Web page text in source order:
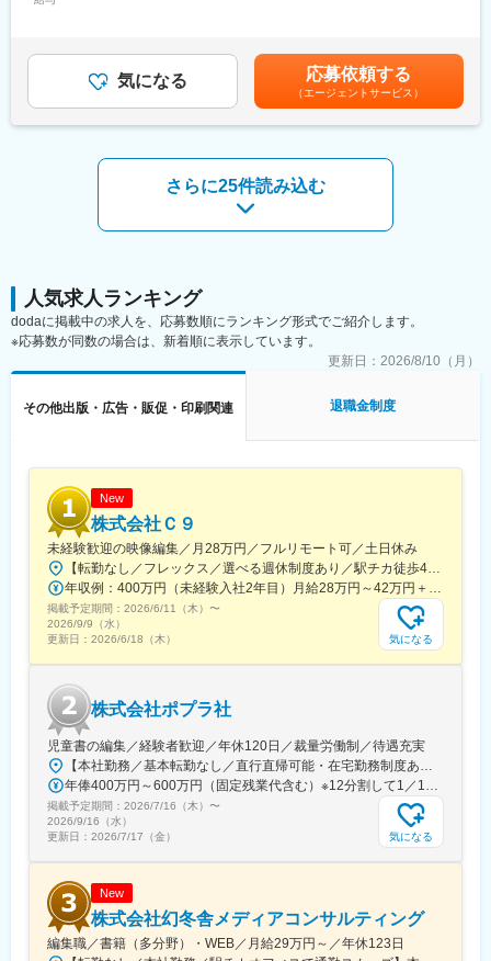
■働く魅力
☆デザインで終わらないキャリア
身につきます。
☆プライベートも大切にできる
業務が立て込む時期はあるものの、状況に応じた調整も可能な環
境です
変更の範囲：会社の定める業務
・製造部門との連携、納品対応
※企画から納品まで一貫して携わります。
※営業・プランナーと連携し、顧客の課題解決を支援します。
・地域産品のブランド開発
・新商品パッケージ制作
・販促プロモーション企画
・Webサイト制作、Webプロモーション
・トータルブランディング
制作を中心に担当いただきます。
■業務の特徴
クライアントの課題や想いをヒアリングし、ブランドづくりの上
流工程から参画します。パッケージや販促物制作を入口に、ブラ
支援。営業・プランナー・製造部門と連携しながらプロジェクト
■入社後について
入社後半年～1年程度は、商業デザインやブランディングの考え方
を学びながら実案件に携わります。習熟度に応じて案件を担当い
ただくため、段階的なスキルアップが可能です。
■組織構成
デザイナー、営業、プランナー、製造部門が連携して案件を推
進。案件ごとにチームを編成し、必要に応じて全社横断で取り組
みます。
7段階の役割等級制度を導入。専門性を高めるプロフェッショナル
コース、またはマネジメントコースを目指せます。
■当社の強み
・「食」「菓子」「酒」領域に特化した豊富な実績
・企画から制作、製造までワンストップ対応
・ブランド構築まで踏み込んだ提案力
・営業、プランナー、デザイナー一体の支援体制
・伴走型で商品価値を創出するビジネスモデル
単なる制作会社ではなく、「商品を世の中に送り出す仕組みづく
り」まで携われることが当社の魅力です。
変更の範囲：会社の定める業務
する可能性があります。月給(月額)は固定手当を含めた表記です。
気になる 応募依頼する
（エージェントサービス）
さらに25件読み込む
人気求人ランキング
dodaに掲載中の求人を、応募数順にランキング形式でご紹介します。
※応募数が同数の場合は、新着順に表示しています。
更新日： 2026/8/10（月）
その他出版・広告・販促・印刷関連 退職金制度
New
株式会社Ｃ９
未経験歓迎の映像編集／月28万円／フルリモート可／土日休み
【転勤なし／フレックス／選べる週休制度あり／駅チカ徒歩4分/新宿駅からも出勤可能】東京都渋谷区代々木4-32-1 トーシンビルミレニアム7F＜アクセス＞京王線「初台駅」から徒歩4分小田急線「参宮橋駅」から徒歩8分JR「新宿駅」から徒歩15～20分☆★☆★☆★☆★☆★☆★フルリモートorフル出勤orハイブリッド勤務から選択可能！☆★☆★☆★☆★☆★☆★※受動喫煙防止対策（屋内全面禁煙）★選べる週休制度あり→詳しくは休暇欄をご確認ください！
年収例：400万円（未経験入社2年目）月給28万円～42万円＋各種手当＋賞与（年2回）★経験・スキルを考慮の上、決定します【各種手当】■交通費（全額支給）■職務手当 など
掲載予定期間： 2026/6/11（木） 〜
2026/9/9（水）
更新日： 2026/6/18（木） 気になる
株式会社ポプラ社
児童書の編集／経験者歓迎／年休120日／裁量労働制／待遇充実
【本社勤務／基本転勤なし／直行直帰可能・在宅勤務制度あり】東京都品川区西五反田3丁目5番8号 JR目黒MARCビル12階（都営浅草線・JR山手線「五反田駅」より徒歩10分）
年俸400万円～600万円（固定残業代含む）※12分割して1／12を月々支給※固定残業代は、時間外労働の有無に関わらず30時間分を、月5万5000円～8万2000円支給（基本給と等級に基づいて算出） 上記を超える法定時間外労働分は追加で支給
掲載予定期間： 2026/7/16（木） 〜
2026/9/16（水）
更新日： 2026/7/17（金） 気になる
New
株式会社幻冬舎メディアコンサルティング
編集職／書籍（多分野）・WEB／月給29万円～／年休123日